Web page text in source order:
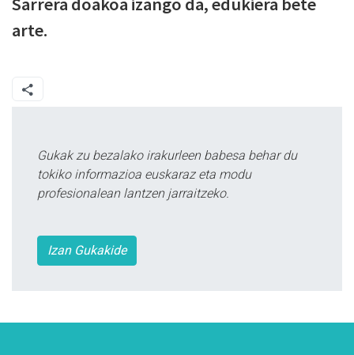
arte.
Gukak zu bezalako irakurleen babesa behar du
tokiko informazioa euskaraz eta modu
profesionalean lantzen jarraitzeko.
Izan Gukakide